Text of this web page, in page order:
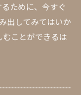
ために、今すぐ
出してみてはいか
ことができるは